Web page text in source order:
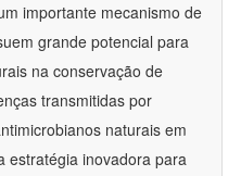
importante mecanismo de
grande potencial para
na conservação de
transmitidas por
naturais em
estratégia inovadora para